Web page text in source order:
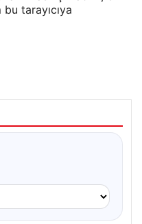
tarayıcıya